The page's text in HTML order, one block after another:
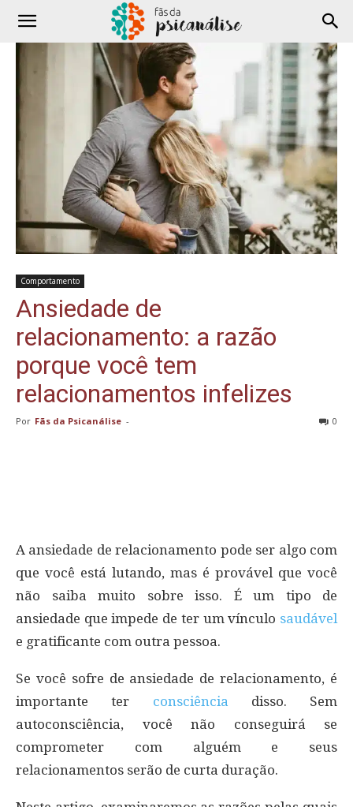
Comportamento
Ansiedade de
relacionamento: a razão
porque você tem
relacionamentos infelizes
Por Fãs da Psicanálise - 0
A ansiedade de relacionamento pode ser algo com
que você está lutando, mas é provável que você
não saiba muito sobre isso. É um tipo de
ansiedade que impede de ter um vínculo saudável
e gratificante com outra pessoa.
Se você sofre de ansiedade de relacionamento, é
importante ter consciência disso. Sem
autoconsciência, você não conseguirá se
comprometer com alguém e seus
relacionamentos serão de curta duração.